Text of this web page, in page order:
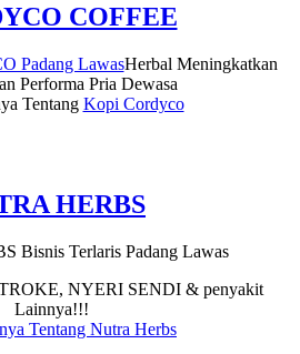
COFFEE
Herbal Meningkatkan
Performa Pria Dewasa
Tentang Kopi Cordyco
HERBS
NYERI SENDI & penyakit
Lainnya!!!
Tentang Nutra Herbs